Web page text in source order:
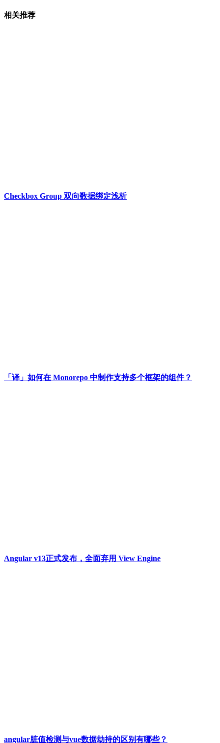
相关推荐
Checkbox Group 双向数据绑定浅析
「译」如何在 Monorepo 中制作支持多个框架的组件？
Angular v13正式发布，全面弃用 View Engine
angular脏值检测与vue数据劫持的区别有哪些？